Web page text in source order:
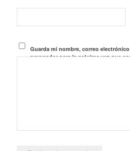
Guarda mi nombre, correo
navegador para la próxima vez que